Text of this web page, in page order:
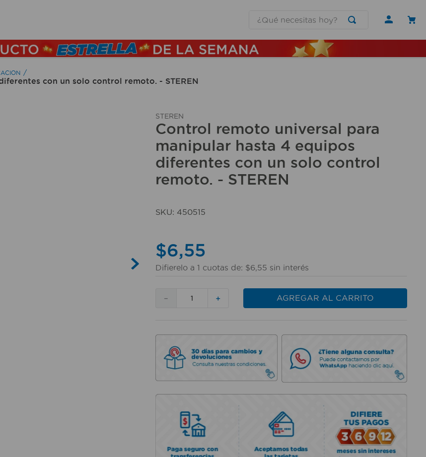
con un solo control remoto. - STEREN
STEREN
Control remoto universal para
manipular hasta 4 equipos
diferentes con un solo control
remoto. - STEREN
SKU: 450515
$6,55
Difierelo a 1 cuotas de: $6,55 sin interés
＋
－ AGREGAR AL CARRITO
TÉRMINOS MÁS BUSCADOS
1.
lamparas